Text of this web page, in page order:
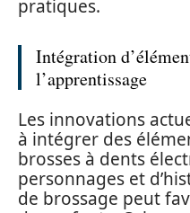
pratiques.
Intégration
l’apprentissage
Les innovations
à intégrer des
brosses à dents
personnages et
de brossage peut